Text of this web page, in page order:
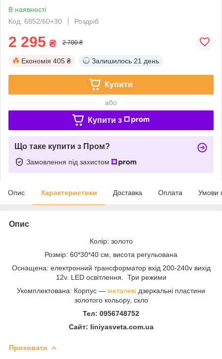
В наявності
Код: 6852/60+30
Роздріб
2 295 ₴ 2 700 ₴
Економія 405 ₴ Залишилось 21 день
Купити
або
Купити з
Що таке купити з Пром?
Замовлення під захистом
Опис Характеристики Доставка Оплата Умови
Опис
Колір: золото
Розмір: 60*30*40 см, висота регульована
Оснащена: електронний трансформатор вхід 200-240v вихід
12v. LED освітлення. Три режими
Укомплектована: Корпус — металеві дзеркальні пластини
золотого кольору, скло
Тел: 0956748752
Сайт: liniyasveta.com.ua
Приховати